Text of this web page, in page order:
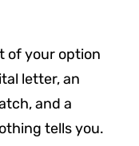
of your option
letter, an
and a
tells you.